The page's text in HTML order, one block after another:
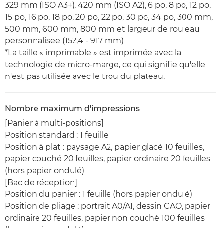
329 mm (ISO A3+), 420 mm (ISO A2), 6 po, 8 po, 12 po,
15 po, 16 po, 18 po, 20 po, 22 po, 30 po, 34 po, 300 mm,
500 mm, 600 mm, 800 mm et largeur de rouleau
personnalisée (152,4 - 917 mm)
*La taille « imprimable » est imprimée avec la
technologie de micro-marge, ce qui signifie qu'elle
n'est pas utilisée avec le trou du plateau.
Nombre maximum d'impressions
[Panier à multi-positions]
Position standard : 1 feuille
Position à plat : paysage A2, papier glacé 10 feuilles,
papier couché 20 feuilles, papier ordinaire 20 feuilles
(hors papier ondulé)
[Bac de réception]
Position du panier : 1 feuille (hors papier ondulé)
Position de pliage : portrait A0/A1, dessin CAO, papier
ordinaire 20 feuilles, papier non couché 100 feuilles